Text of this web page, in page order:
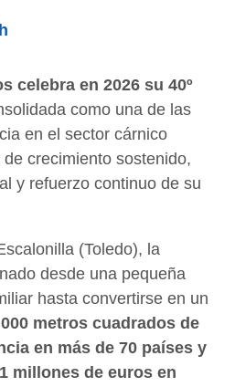
celebra en 2026 su 40º
como una de las
en el sector cárnico
crecimiento sostenido,
y refuerzo continuo de su
(Toledo), la
desde una pequeña
hasta convertirse en un
metros cuadrados de
en más de 70 países y
millones de euros en